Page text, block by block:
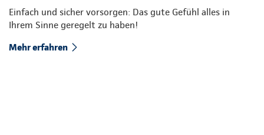
Einfach und sicher vorsorgen: Das gute Gefühl alles in
Ihrem Sinne geregelt zu haben!
Mehr erfahren